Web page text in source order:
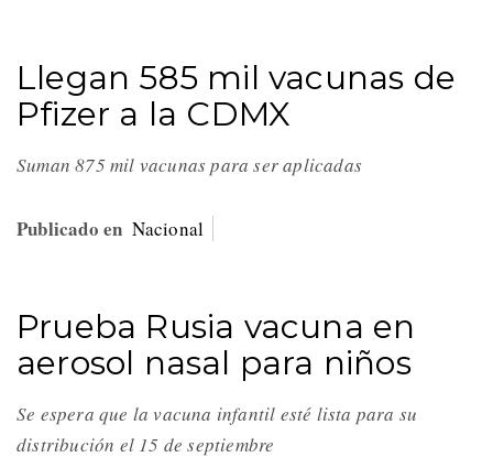
Llegan 585 mil vacunas de
Pfizer a la CDMX
Suman 875 mil vacunas para ser aplicadas
Publicado en Nacional
Prueba Rusia vacuna en
aerosol nasal para niños
Se espera que la vacuna infantil esté lista para su
distribución el 15 de septiembre